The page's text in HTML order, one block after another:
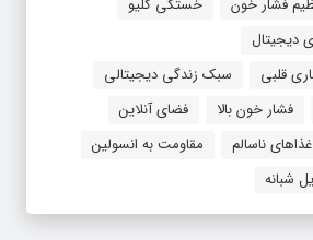
دیجیتال
قلبی
سبک زندگی دیجیتالی
فشار خون بالا
فضای آنلاین
ناسالم
مقاومت به انسولین
شبانه